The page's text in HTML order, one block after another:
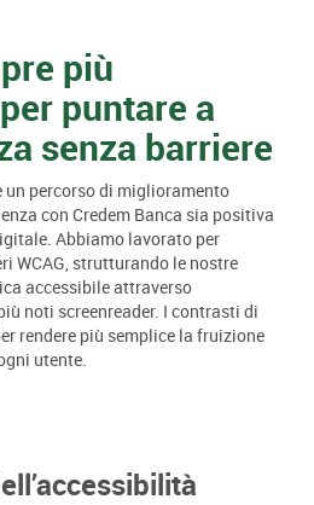
più
puntare a
senza barriere
un percorso di miglioramento
con Credem Banca sia positiva
Abbiamo lavorato per
WCAG, strutturando le nostre
accessibile attraverso
noti screenreader. I contrasti di
rendere più semplice la fruizione
utente.